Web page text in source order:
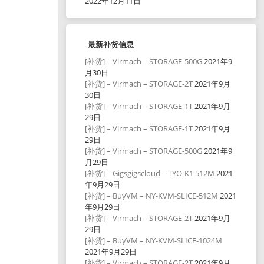
最新补货信息
[补货] – Virmach – STORAGE-500G2021年9
月30日
[补货] – Virmach – STORAGE-2T2021年9月
30日
[补货] – Virmach – STORAGE-1T2021年9月
29日
[补货] – Virmach – STORAGE-1T2021年9月
29日
[补货] – Virmach – STORAGE-500G2021年9
月29日
[补货] – Gigsgigscloud – TYO-K1 512M 2021
年9月29日
[补货] – BuyVM – NY-KVM-SLICE-512M 2021
年9月29日
[补货] – Virmach – STORAGE-2T2021年9月
29日
[补货] – BuyVM – NY-KVM-SLICE-1024M
2021年9月29日